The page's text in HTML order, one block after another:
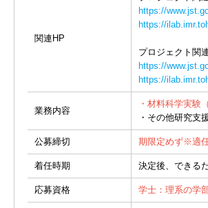
関連HP
https://
https://
プロジェクト関
https://
https://
業務内容
・材料科学実験
・その他研究支
公募締切 期限定めず※適
着任時期 決定後、できる
応募資格 学士：理系の学